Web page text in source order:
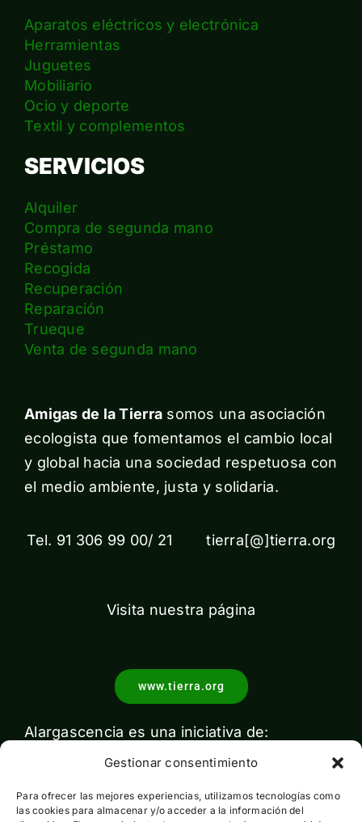
Gestionar consentimiento
Para ofrecer las mejores experiencias, utilizamos tecnologías como
las cookies para almacenar y/o acceder a la información del
Aparatos eléctricos y electrónica
Herramientas
Juguetes
Mobiliario
Ocio y deporte
Textil y complementos
SERVICIOS
Alquiler
Compra de segunda mano
Préstamo
Recogida
Recuperación
Reparación
Trueque
Venta de segunda mano
Amigas de la Tierra somos una asociación
ecologista que fomentamos el cambio local
y global hacia una sociedad respetuosa con
el medio ambiente, justa y solidaria.
Tel. 91 306 99 00/ 21 tierra[@]tierra.org
Visita nuestra página
www.tierra.org
Alargascencia es una iniciativa de: